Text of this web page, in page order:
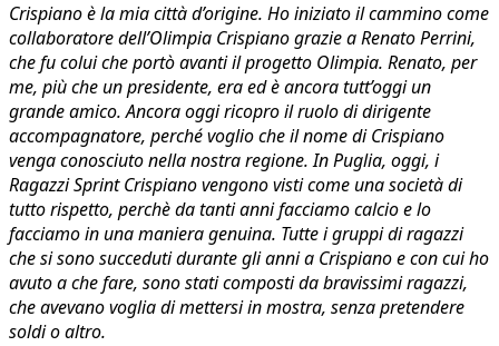
Crispiano è la mia città d’origine. Ho iniziato il cammino come
collaboratore dell’Olimpia Crispiano grazie a Renato Perrini,
che fu colui che portò avanti il progetto Olimpia. Renato, per
me, più che un presidente, era ed è ancora tutt’oggi un
grande amico. Ancora oggi ricopro il ruolo di dirigente
accompagnatore, perché voglio che il nome di Crispiano
venga conosciuto nella nostra regione. In Puglia, oggi, i
Ragazzi Sprint Crispiano vengono visti come una società di
tutto rispetto, perchè da tanti anni facciamo calcio e lo
facciamo in una maniera genuina. Tutte i gruppi di ragazzi
che si sono succeduti durante gli anni a Crispiano e con cui ho
avuto a che fare, sono stati composti da bravissimi ragazzi,
che avevano voglia di mettersi in mostra, senza pretendere
soldi o altro.